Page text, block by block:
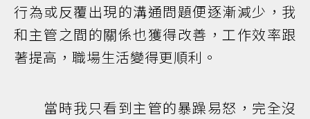
行為或反覆出現的溝通問題便逐漸減少，我
和主管之間的關係也獲得改善，工作效率跟
著提高，職場生活變得更順利。
當時我只看到主管的暴躁易怒，完全沒